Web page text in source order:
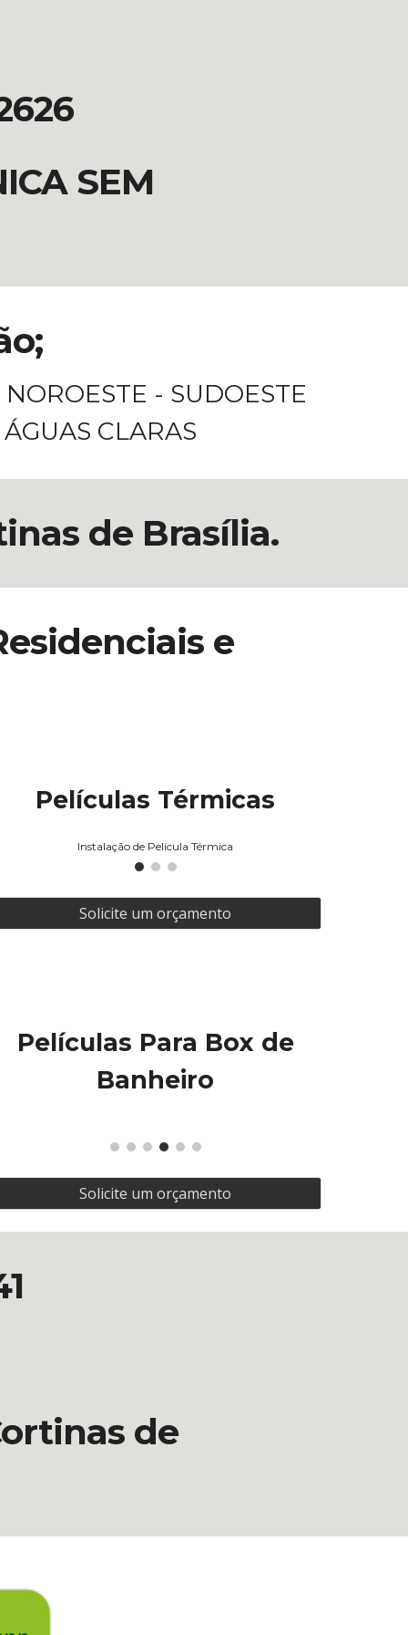
SEM
- SUDOESTE
CLARAS
de Brasília.
e
Películas Térmicas
Instalação de Película Térmica
Solicite um orçamento
Películas Para Box de
Banheiro
Solicite um orçamento
de